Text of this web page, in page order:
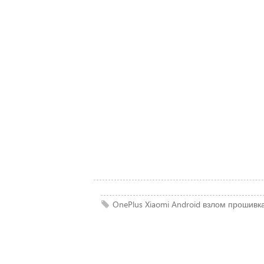
OnePlus Xiaomi Android взлом